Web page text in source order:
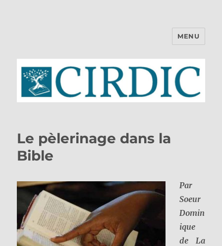
MENU
Le pèlerinage dans la
Bible
Par
Soeur
Domin
ique
de La